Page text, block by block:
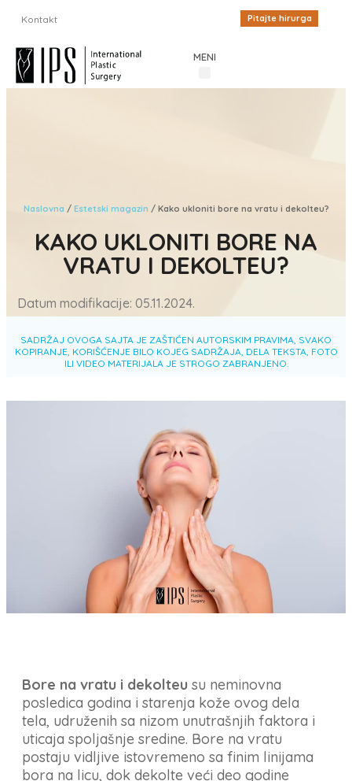
Kontakt Pitajte hirurga
MENI
Naslovna / Estetski magazin / Kako ukloniti bore na vratu i dekolteu?
KAKO UKLONITI BORE NA
VRATU I DEKOLTEU?
Datum modifikacije: 05.11.2024.
SADRŽAJ OVOGA SAJTA JE ZAŠTIĆEN AUTORSKIM PRAVIMA, SVAKO
KOPIRANJE, KORIŠĆENJE BILO KOJEG SADRŽAJA, DELA TEKSTA, FOTO
ILI VIDEO MATERIJALA JE STROGO ZABRANJENO.
Bore na vratu i dekolteu su neminovna
posledica godina i starenja kože ovog dela
tela, udruženih sa nizom unutrašnjih faktora i
uticaja spoljašnje sredine. Bore na vratu
postaju vidljive istovremeno sa finim linijama
bora na licu, dok dekolte veći deo godine